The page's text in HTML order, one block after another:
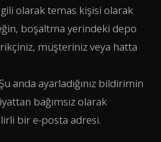
olarak temas kişisi olarak
boşaltma yerindeki depo
müşteriniz veya hatta
anda ayarladığınız bildirimin
bağımsız olarak
bir e-posta adresi.